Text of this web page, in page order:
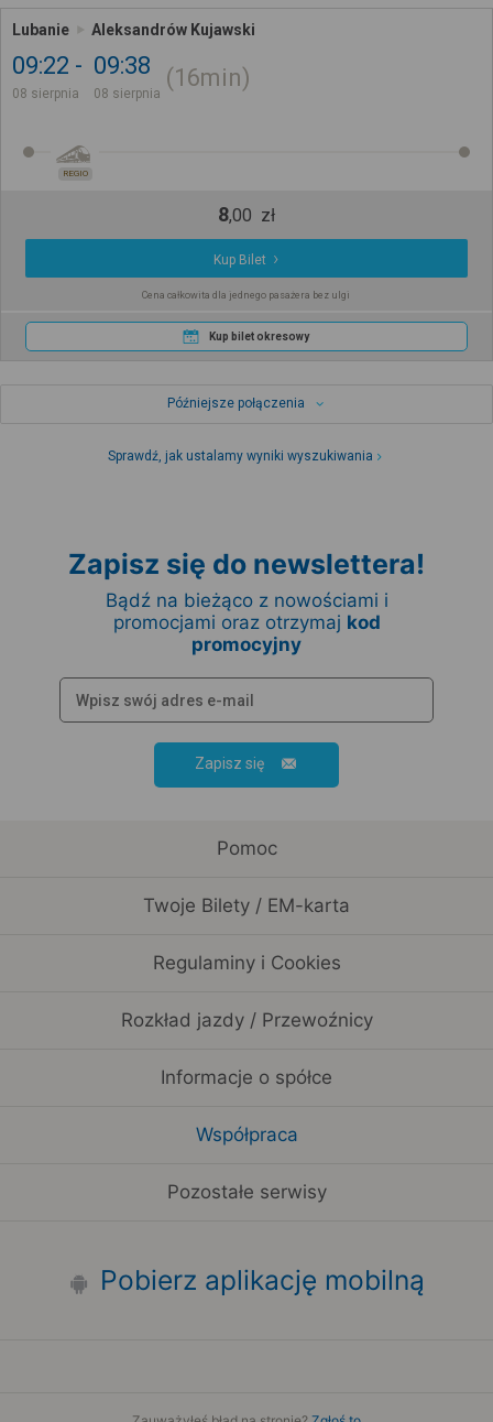
Lubanie Aleksandrów Kujawski
09:22
08 sierpnia
09:38
08 sierpnia
16min
REGIO
8,00 zł
Kup Bilet
Cena całkowita dla jednego pasażera bez ulgi
Kup bilet okresowy
Późniejsze połączenia
Sprawdź, jak ustalamy wyniki wyszukiwania
Zapisz się do newslettera!
Bądź na bieżąco z nowościami i
promocjami oraz otrzymaj kod
promocyjny
Zapisz się
Pomoc
Twoje Bilety / EM-karta
Regulaminy i Cookies
Rozkład jazdy / Przewoźnicy
Informacje o spółce
Współpraca
Pozostałe serwisy
Pobierz aplikację mobilną